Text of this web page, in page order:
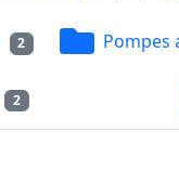
2 Pompes
2